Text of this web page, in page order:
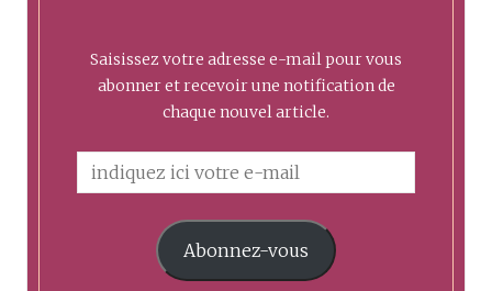
Saisissez votre adresse e-mail pour vous
abonner et recevoir une notification de
chaque nouvel article.
Abonnez-vous